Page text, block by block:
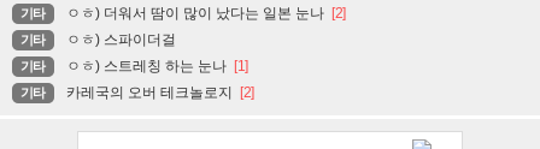
기타 ㅇㅎ) 더워서 땀이 많이 났다는 일본 눈나 [2]
기타 ㅇㅎ) 스파이더걸
기타 ㅇㅎ) 스트레칭 하는 눈나 [1]
기타 카레국의 오버 테크놀로지 [2]